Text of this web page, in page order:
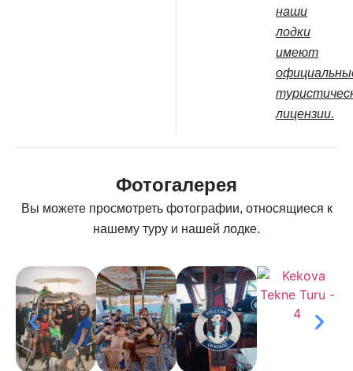
наши
лодки
имеют
лицензии.
Фотогалерея
Вы можете просмотреть фотографии, относящиеся к
нашему туру и нашей лодке.